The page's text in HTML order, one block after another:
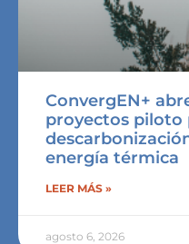
ConvergEN+
proyectos piloto
energía térmica
LEER MÁS »
agosto 6, 2026